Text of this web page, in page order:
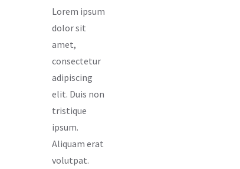
Lorem ipsum
dolor sit
amet,
consectetur
adipiscing
elit. Duis non
tristique
ipsum.
Aliquam erat
volutpat.